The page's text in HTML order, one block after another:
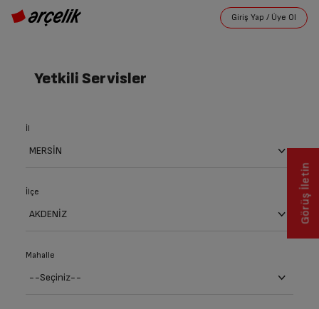
Yetkili Servisler
İl
İlçe
Mahalle
Görüş İletin